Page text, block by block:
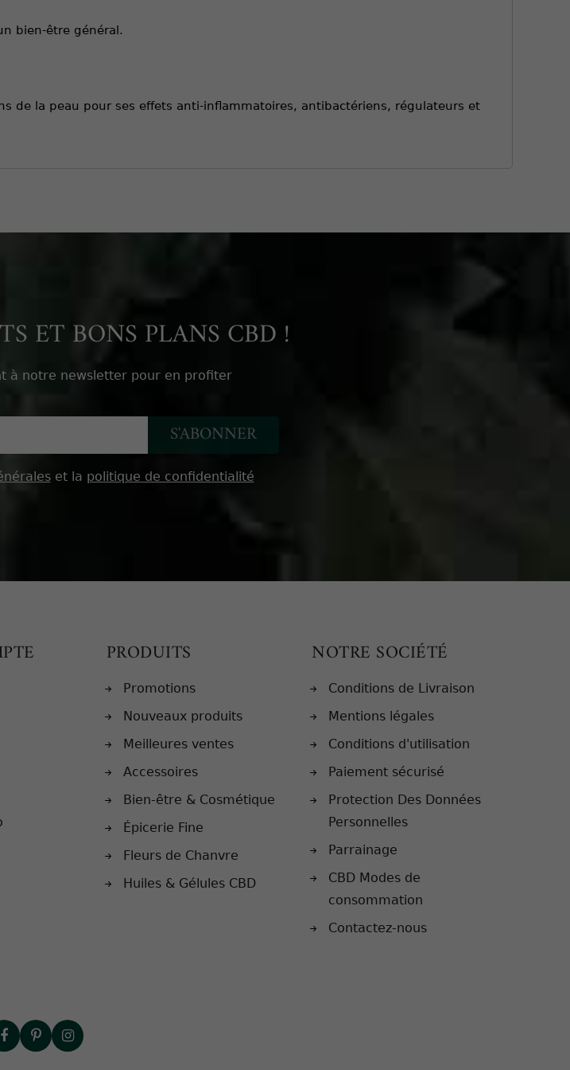
bien-être général.
de la peau pour ses effets anti-inflammatoires, antibactériens, régulateurs et
ET BONS PLANS CBD !
à notre newsletter pour en profiter
et la politique de confidentialité
PRODUITS
Promotions
Nouveaux produits
Meilleures ventes
Accessoires
Bien-être & Cosmétique
Épicerie Fine
Fleurs de Chanvre
Huiles & Gélules CBD
NOTRE SOCIÉTÉ
Conditions de Livraison
Mentions légales
Conditions d'utilisation
Paiement sécurisé
Protection Des Données
Personnelles
Parrainage
CBD Modes de
consommation
Contactez-nous